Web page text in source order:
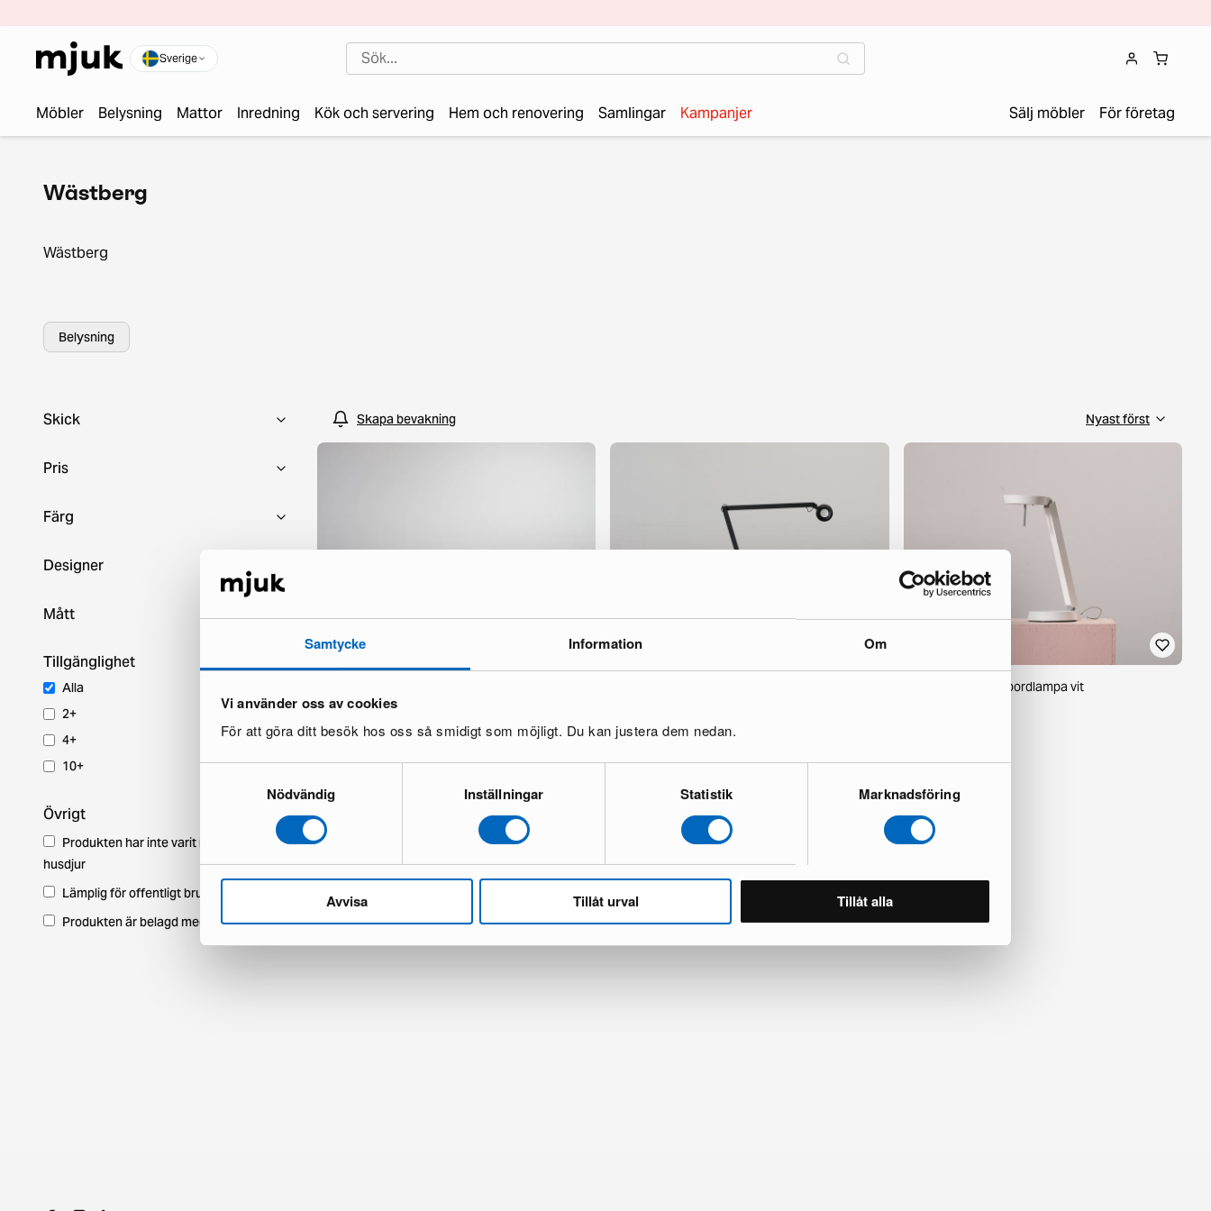
Samtycke Information Om
Vi använder oss av cookies
För att göra ditt besök hos oss så smidigt som möjligt. Du kan justera dem nedan.
Nödvändig Inställningar Statistik Marknadsföring
Avvisa Tillåt urval Tillåt alla
Sverige
Möbler Belysning Mattor Inredning Kök och servering Hem och renovering Samlingar Kampanjer Sälj möbler För företag
Wästberg
Wästberg
Belysning
Skick
Pris
Färg
Designer
Mått
Tillgänglighet
Alla
2+
4+
10+
Övrigt
Produkten har inte varit i ett hem med
husdjur
Lämplig för offentligt bruk
Produkten är belagd med moms
Skapa bevakning
1 i lager ·
299 € 270 € 413 €
Wästberg w081t1 bordlampa vit
Alla produkter laddade